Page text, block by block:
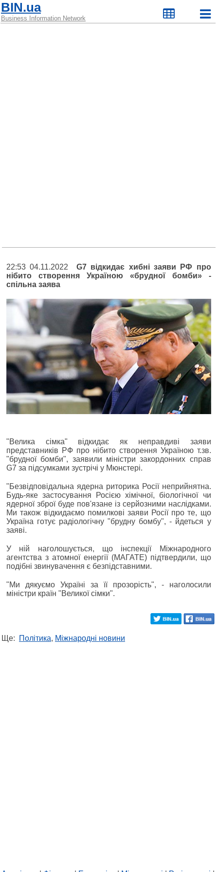
BIN.ua
Business Information Network
22:53 04.11.2022 G7 відкидає хибні заяви РФ про
нібито створення Україною «брудної бомби» -
спільна заява
"Велика сімка" відкидає як неправдиві заяви
представників РФ про нібито створення Україною т.зв.
"брудної бомби", заявили міністри закордонних справ
G7 за підсумками зустрічі у Мюнстері.
"Безвідповідальна ядерна риторика Росії неприйнятна.
Будь-яке застосування Росією хімічної, біологічної чи
ядерної зброї буде пов'язане із серйозними наслідками.
Ми також відкидаємо помилкові заяви Росії про те, що
Україна готує радіологічну "брудну бомбу", - йдеться у
заяві.
У ній наголошується, що інспекції Міжнародного
агентства з атомної енергії (МАГАТЕ) підтвердили, що
подібні звинувачення є безпідставними.
"Ми дякуємо Україні за її прозорість", - наголосили
міністри країн "Великої сімки".
Ще: Політика, Міжнародні новини